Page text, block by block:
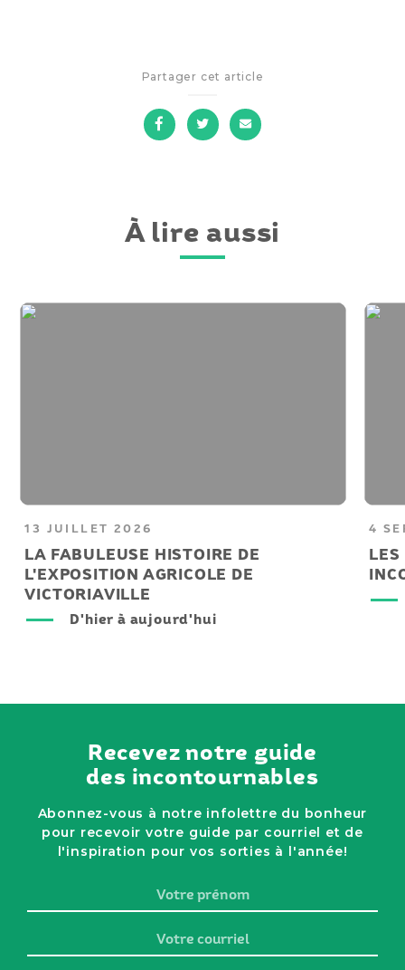
Partager cet article
sursurpar
À lire aussi
13 JUILLET 2026
LA FABULEUSE HISTOIRE DE
L'EXPOSITION AGRICOLE DE
VICTORIAVILLE
D'hier à aujourd'hui
4
LES
Recevez notre guide
des incontournables
Abonnez-vous à notre infolettre du bonheur
pour recevoir votre guide par courriel et de
l'inspiration pour vos sorties à l'année!
prénom
courriel